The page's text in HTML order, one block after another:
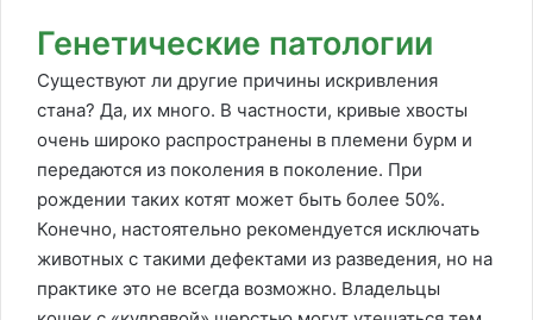
Генетические патологии
Существуют ли другие причины искривления
стана? Да, их много. В частности, кривые хвосты
очень широко распространены в племени бурм и
передаются из поколения в поколение. При
рождении таких котят может быть более 50%.
Конечно, настоятельно рекомендуется исключать
животных с такими дефектами из разведения, но на
практике это не всегда возможно. Владельцы